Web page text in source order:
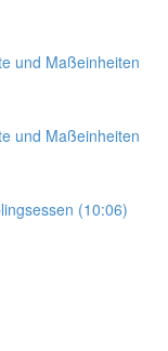
und Maßeinheiten
und Maßeinheiten
(10:06)